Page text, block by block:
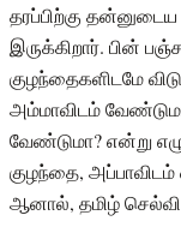
தரப்பிற்கு
இருக்கிறார். பின்
குழந்தைகளிடமே
அம்மாவிடம்
வேண்டுமா? என்று
குழந்தை, அப்பாவிடம்
ஆனால், தமிழ்